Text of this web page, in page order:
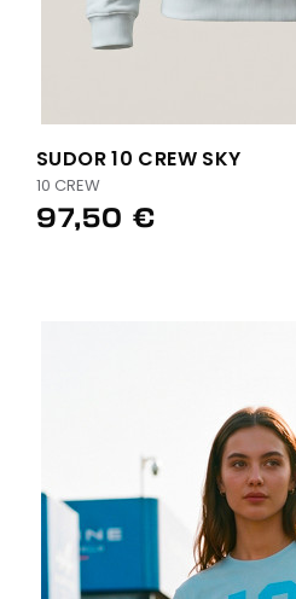
SUDOR 10 CREW SKY
10 CREW
97,50 €